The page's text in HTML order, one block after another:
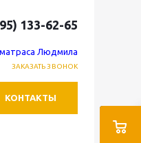
133-62-65
матраса Людмила
ЗАКАЗАТЬ ЗВОНОК
КОНТАКТЫ